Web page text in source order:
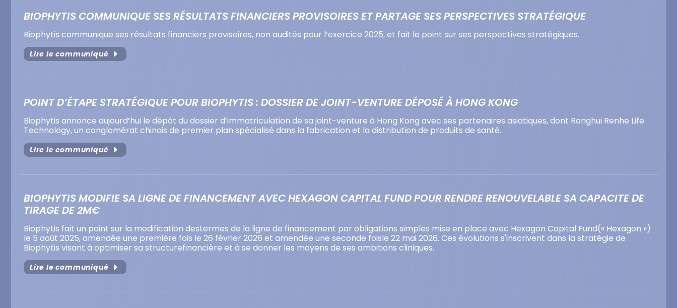
BIOPHYTIS COMMUNIQUE SES RÉSULTATS FINANCIERS PROVISOIRES ET PARTAGE SES PERSPECTIVES STRATÉGIQUE
Biophytis communique ses résultats financiers provisoires, non audités pour l’exercice 2025, et fait le point sur ses perspectives stratégiques.
Lire le communiqué
POINT D’ÉTAPE STRATÉGIQUE POUR BIOPHYTIS : DOSSIER DE JOINT-VENTURE DÉPOSÉ À HONG KONG
Biophytis annonce aujourd’hui le dépôt du dossier d’immatriculation de sa joint-venture à Hong Kong avec ses partenaires asiatiques, dont Ronghui Renhe Life
Technology, un conglomérat chinois de premier plan spécialisé dans la fabrication et la distribution de produits de santé.
Lire le communiqué
BIOPHYTIS MODIFIE SA LIGNE DE FINANCEMENT AVEC HEXAGON CAPITAL FUND POUR RENDRE RENOUVELABLE SA CAPACITE DE
TIRAGE DE 2M€
Biophytis fait un point sur la modification destermes de la ligne de financement par obligations simples mise en place avec Hexagon Capital Fund(« Hexagon »)
le 5 août 2025, amendée une première fois le 26 février 2026 et amendée une seconde foisle 22 mai 2026. Ces évolutions s'inscrivent dans la stratégie de
Biophytis visant à optimiser sa structurefinancière et à se donner les moyens de ses ambitions cliniques.
Lire le communiqué